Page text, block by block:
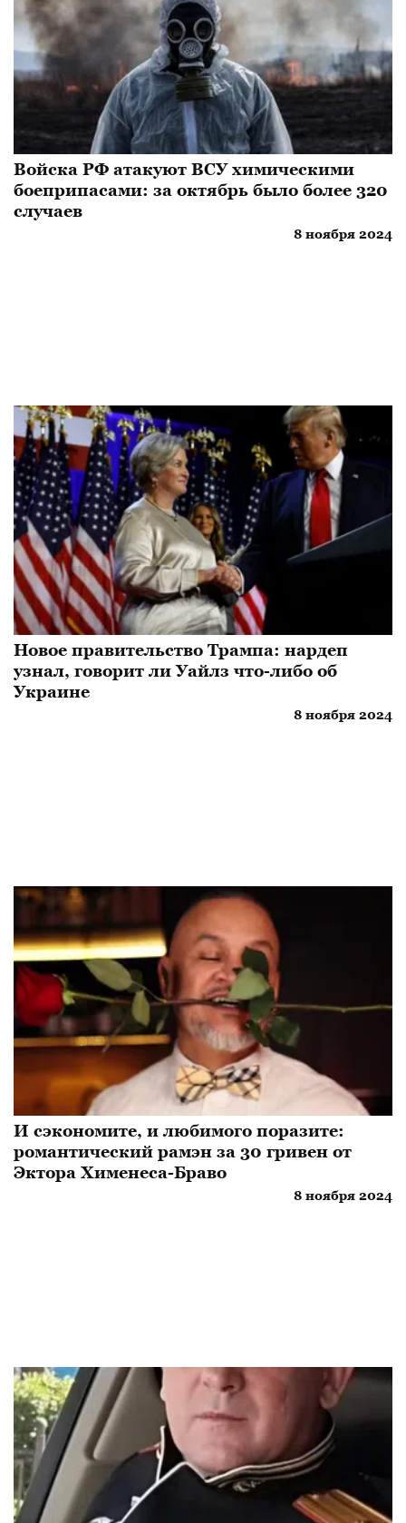
Войска РФ атакуют ВСУ химическими
боеприпасами: за октябрь было более 320
случаев
8 ноября 2024
Новое правительство Трампа: нардеп
узнал, говорит ли Уайлз что-либо об
Украине
8 ноября 2024
И сэкономите, и любимого поразите:
романтический рамэн за 30 гривен от
Эктора Хименеса-Браво
8 ноября 2024